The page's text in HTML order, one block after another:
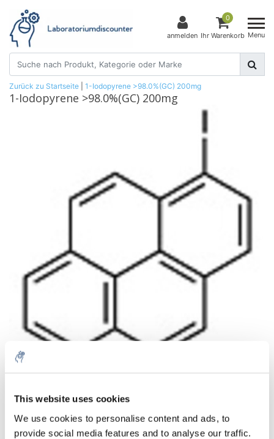
This website uses cookies
We use cookies to personalise content and ads, to
provide social media features and to analyse our traffic.
anmelden
0
Ihr Warenkorb Menu
Zurück zu Startseite 1-Iodopyrene >98.0%(GC) 200mg
1-Iodopyrene >98.0%(GC) 200mg
1 Stück exkl. MwSt.
€145,25
Inkl. MwSt.